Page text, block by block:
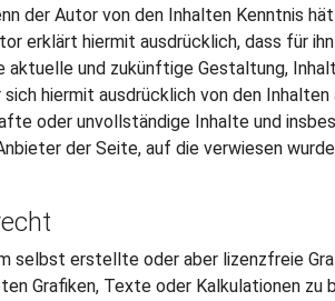
der Autor von den Inhalten Kenntnis
erklärt hiermit ausdrücklich, dass für
aktuelle und zukünftige Gestaltung,
hiermit ausdrücklich von den
oder unvollständige Inhalte und
der Seite, auf die verwiesen
selbst erstellte oder aber lizenzfreie
Grafiken, Texte oder Kalkulationen